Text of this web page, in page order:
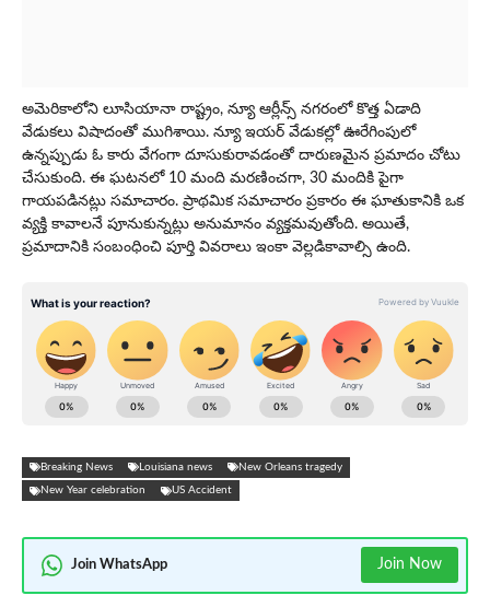
అమెరికాలోని లూసియానా రాష్ట్రం, న్యూ ఆర్లీన్స్ నగరంలో కొత్త ఏడాది
వేడుకలు విషాదంతో ముగిశాయి. న్యూ ఇయర్ వేడుకల్లో ఊరేగింపులో
ఉన్నప్పుడు ఓ కారు వేగంగా దూసుకురావడంతో దారుణమైన ప్రమాదం చోటు
చేసుకుంది. ఈ ఘటనలో 10 మంది మరణించగా, 30 మందికి పైగా
గాయపడినట్లు సమాచారం. ప్రాథమిక సమాచారం ప్రకారం ఈ ఘాతుకానికి ఒక
వ్యక్తి కావాలనే పూనుకున్నట్లు అనుమానం వ్యక్తమవుతోంది. అయితే,
ప్రమాదానికి సంబంధించి పూర్తి వివరాలు ఇంకా వెల్లడికావాల్సి ఉంది.
Breaking News Louisiana news New Orleans tragedy
New Year celebration US Accident
Join WhatsApp Join Now